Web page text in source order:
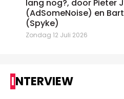
lang nog?, door Pieter
(AdSomeNoise) en
(Spyke)
Zondag 12 Juli 2026
INTERVIEW